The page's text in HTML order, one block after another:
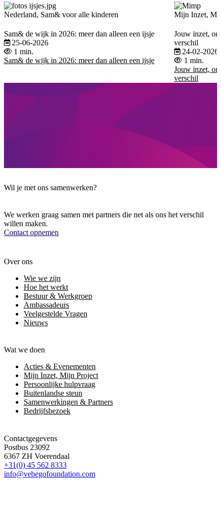
Nederland, Sam& voor alle kinderen
Sam& de wijk in 2026: meer dan alleen een ijsje
25-06-2026
1 min.
Sam& de wijk in 2026: meer dan alleen een ijsje
Mijn Inzet,
Jouw inzet,
verschil
24-02-2026
1 min.
Jouw inzet,
verschil
Wil je met ons samenwerken?
We werken graag samen met partners die net als ons het verschil
willen maken.
Contact opnemen
Over ons
Wie we zijn
Hoe het werkt
Bestuur & Werkgroep
Ambassadeurs
Veelgestelde Vragen
Nieuws
Wat we doen
Acties & Evenementen
Mijn Inzet, Mijn Project
Persoonlijke hulpvraag
Buitenlandse steun
Samenwerkingen & Partners
Bedrijfsbezoek
Contactgegevens
Postbus 23092
6367 ZH Voerendaal
+31(0) 45 562 8333
info@vebegofoundation.com